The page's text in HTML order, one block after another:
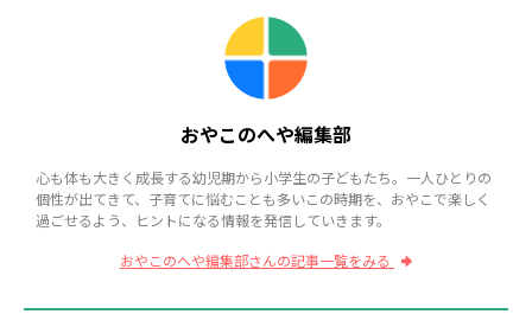
おやこのへや編集部
心も体も大きく成長する幼児期から小学生の子どもたち。一人ひとりの
個性が出てきて、子育てに悩むことも多いこの時期を、おやこで楽しく
過ごせるよう、ヒントになる情報を発信していきます。
おやこのへや編集部さんの記事一覧をみる